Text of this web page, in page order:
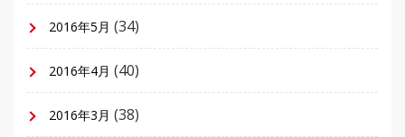
2016年5月 (34)
2016年4月 (40)
2016年3月 (38)